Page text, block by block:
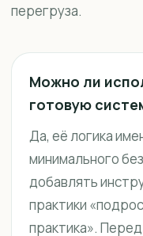
перегруза.
Можно ли
готовую
Да, её логика
минимального
добавлять
практики
практика».